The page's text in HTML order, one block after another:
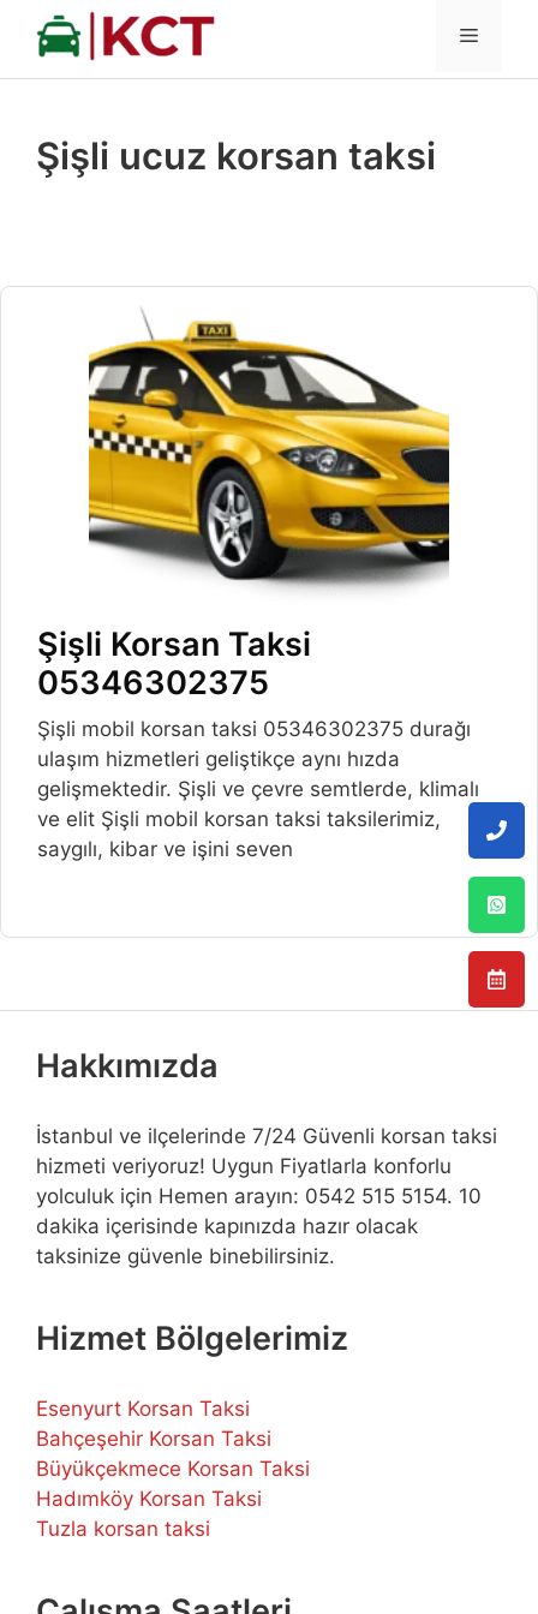
İçeriğe
MENÜ
Şişli ucuz korsan taksi
Şişli Korsan Taksi
05346302375
Şişli mobil korsan taksi 05346302375 durağı
ulaşım hizmetleri geliştikçe aynı hızda
gelişmektedir. Şişli ve çevre semtlerde, klimalı
ve elit Şişli mobil korsan taksi taksilerimiz,
saygılı, kibar ve işini seven
Hakkımızda
İstanbul ve ilçelerinde 7/24 Güvenli korsan taksi
hizmeti veriyoruz! Uygun Fiyatlarla konforlu
yolculuk için Hemen arayın: 0542 515 5154. 10
dakika içerisinde kapınızda hazır olacak
taksinize güvenle binebilirsiniz.
Hizmet Bölgelerimiz
Esenyurt Korsan Taksi
Bahçeşehir Korsan Taksi
Büyükçekmece Korsan Taksi
Hadımköy Korsan Taksi
Tuzla korsan taksi